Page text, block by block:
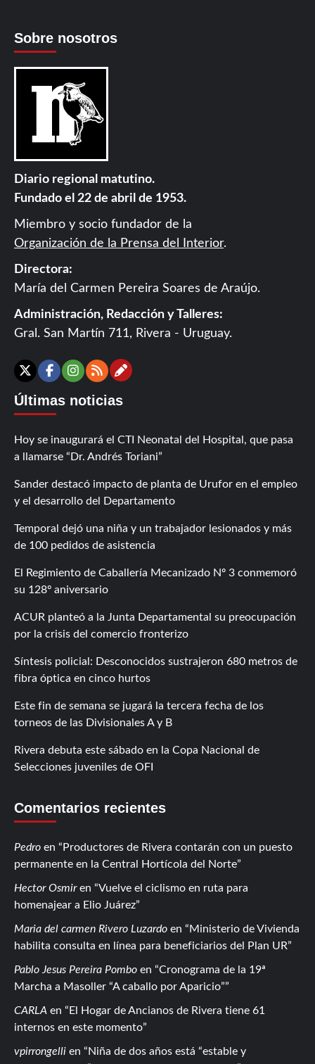
Sobre nosotros
Diario regional matutino.
Fundado el 22 de abril de 1953.
Miembro y socio fundador de la
Organización de la Prensa del Interior.
Directora:
María del Carmen Pereira Soares de Araújo.
Administración, Redacción y Talleres:
Gral. San Martín 711, Rivera - Uruguay.
X Facebook
Instagram
RSSContáctanos
Últimas noticias
Hoy se inaugurará el CTI Neonatal del Hospital, que pasa
a llamarse “Dr. Andrés Toriani”
Sander destacó impacto de planta de Urufor en el empleo
y el desarrollo del Departamento
Temporal dejó una niña y un trabajador lesionados y más
de 100 pedidos de asistencia
El Regimiento de Caballería Mecanizado Nº 3 conmemoró
su 128º aniversario
ACUR planteó a la Junta Departamental su preocupación
por la crisis del comercio fronterizo
Síntesis policial: Desconocidos sustrajeron 680 metros de
fibra óptica en cinco hurtos
Este fin de semana se jugará la tercera fecha de los
torneos de las Divisionales A y B
Rivera debuta este sábado en la Copa Nacional de
Selecciones juveniles de OFI
Comentarios recientes
Pedro en
Productores de Rivera contarán con un puesto
permanente en la Central Hortícola del Norte
Hector Osmiren
Vuelve el ciclismo en ruta para
homenajear a Elio Juárez
Maria del carmen Rivero Luzardo en
Ministerio de Vivienda
habilita consulta en línea para beneficiarios del Plan UR
Pablo Jesus Pereira Pombo en
Cronograma de la 19ª
Marcha a Masoller “A caballo por Aparicio”
CARLA en
El Hogar de Ancianos de Rivera tiene 61
internos en este momento
vpirrongelli en
Niña de dos años está “estable y